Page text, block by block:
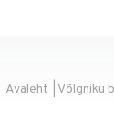
Avaleht Võlgniku